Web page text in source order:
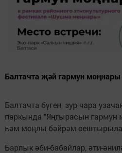
Балтачта җәй гармун моңнары
Балтачта бүген зур чара
паркында "Яңгырасын гармун
һәм моңлы бәйрәм
Барлык әби-бабайлар, әти-